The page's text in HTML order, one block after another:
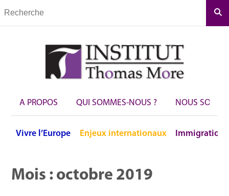
A PROPOS QUI SOMMES-NOUS ? NOUS
Vivre l’Europe Enjeux internationaux Immigration
Mois : octobre 2019